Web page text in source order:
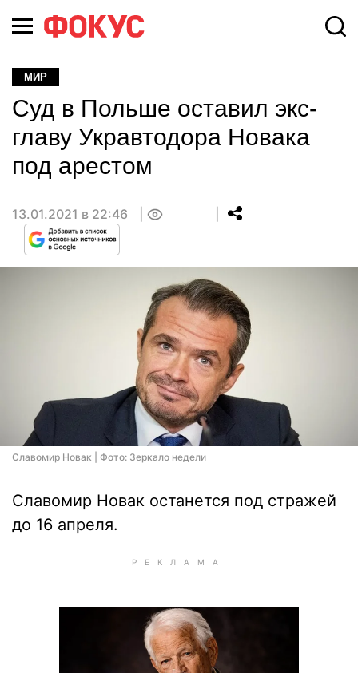
МИР
Суд в Польше оставил экс-
главу Укравтодора Новака
под арестом
13.01.2021 в 22:46
Славомир Новак | Фото: Зеркало недели
Славомир Новак останется под стражей
до 16 апреля.